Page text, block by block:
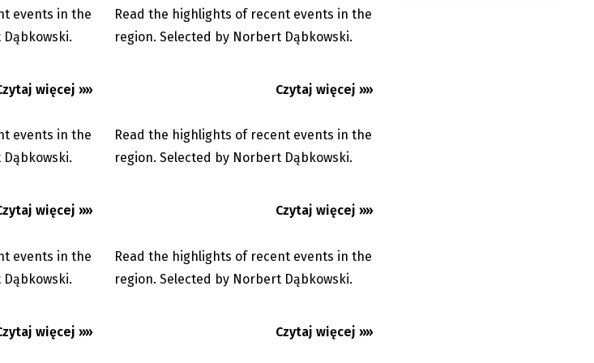
19.05.2026
events in the
więcej »»
15.05.2026
Read the highlights of recent events in the
region. Selected by Norbert Dąbkowski.
Czytaj więcej »»
28.04.2026
events in the
więcej »»
24.04.2026
Read the highlights of recent events in the
region. Selected by Norbert Dąbkowski.
Czytaj więcej »»
08.04.2026
events in the
więcej »»
21.03.2026
Read the highlights of recent events in the
region. Selected by Norbert Dąbkowski.
Czytaj więcej »»